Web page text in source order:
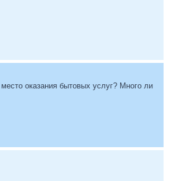
оказания бытовых услуг? Много ли